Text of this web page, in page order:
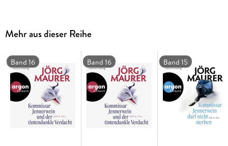
genügend Geheimnisse, für die sich ein Mord lohnt.
Jennerwein ermittelt in alle Richtungen. Das einzige, was er
dabei nicht erahnt, ist der nächste Tatort . . .
Mehr aus dieser Reihe
Band 16 Band 16 Band 15